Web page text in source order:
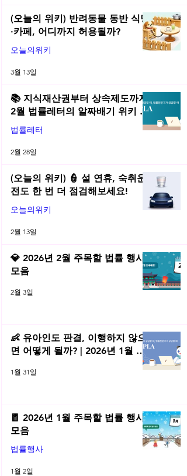
(오늘의 위키) 반려동물 동반 식당
·카페, 어디까지 허용될까?
오늘의위키
3월 13일
📚 지식재산권부터 상속제도까지,
2월 법률레터의 알짜배기 위키 모
음! | 2026년 2월 네플라 법률레터
법률레터
2월 28일
(오늘의 위키) 👮 설 연휴, 숙취운
전도 한 번 더 점검해보세요!
오늘의위키
2월 13일
💎 2026년 2월 주목할 법률 행사
모음
2월 3일
👶 유아인도 판결, 이행하지 않으
면 어떻게 될까? | 2026년 1월 네
1월 31일
🧧 2026년 1월 주목할 법률 행사
모음
법률행사
1월 2일